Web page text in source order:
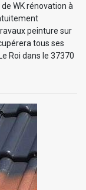
WK rénovation à
peinture sur
tous ses
Roi dans le 37370